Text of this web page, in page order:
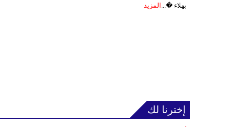
بهلاء �... المزيد
إخترنا لك